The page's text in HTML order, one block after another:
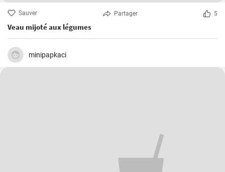
Sauver Partager 5
Veau mijoté aux légumes
minipapkaci